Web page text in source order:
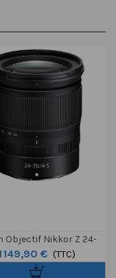
Objectif Nikkor Z 24-
70mm F/4 S
149,90 € (TTC)